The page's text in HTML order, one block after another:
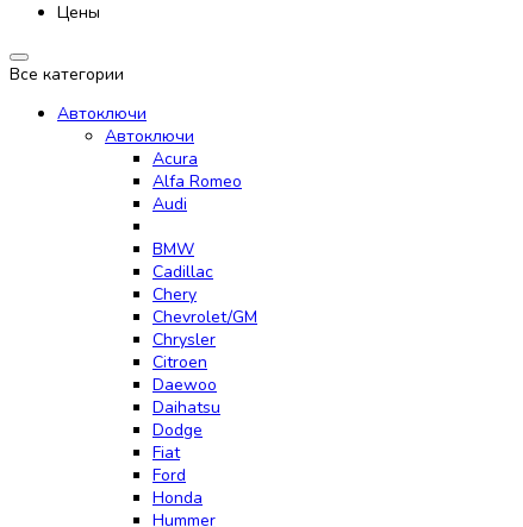
Цены
Все категории
Автоключи
Автоключи
Acura
Alfa Romeo
Audi
BMW
Cadillac
Chery
Chevrolet/GM
Chrysler
Citroen
Daewoo
Daihatsu
Dodge
Fiat
Ford
Honda
Hummer